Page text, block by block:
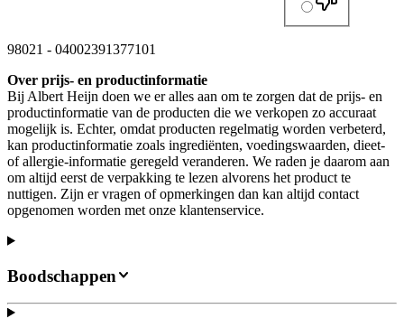
98021 - 04002391377101
Over prijs- en productinformatie
Bij Albert Heijn doen we er alles aan om te zorgen dat de prijs- en
productinformatie van de producten die we verkopen zo accuraat
mogelijk is. Echter, omdat producten regelmatig worden verbeterd,
kan productinformatie zoals ingrediënten, voedingswaarden, dieet-
of allergie-informatie geregeld veranderen. We raden je daarom aan
om altijd eerst de verpakking te lezen alvorens het product te
nuttigen. Zijn er vragen of opmerkingen dan kan altijd contact
opgenomen worden met onze klantenservice.
Boodschappen